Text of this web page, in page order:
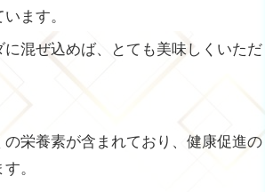
ます。
に混ぜ込めば、とても美味しくいただ
栄養素が含まれており、健康促進の
。